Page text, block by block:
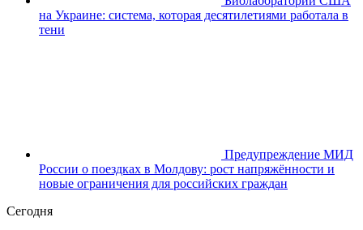
на Украине: система, которая десятилетиями работала в
тени
Предупреждение МИД
России о поездках в Молдову: рост напряжённости и
новые ограничения для российских граждан
Сегодня